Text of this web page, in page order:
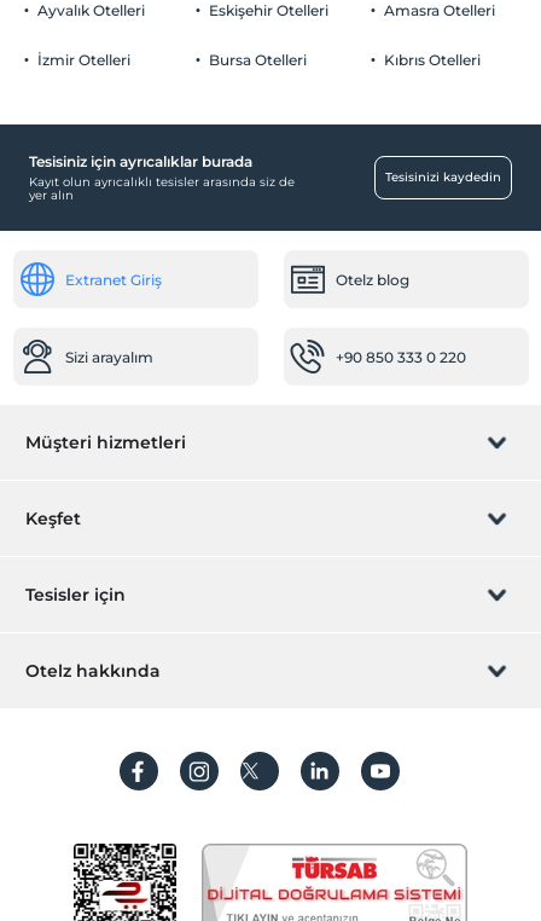
Ayvalık Otelleri
İzmir Otelleri
Eskişehir Otelleri
Bursa Otelleri
Amasra Otelleri
Kıbrıs Otelleri
Tesisiniz için ayrıcalıklar burada
Kayıt olun ayrıcalıklı tesisler arasında siz de
yer alın
Tesisinizi kaydedin
Extranet Giriş Otelz blog
Sizi arayalım +90 850 333 0 220
Müşteri hizmetleri
Rezervasyon yönet
Sıkça sorulan sorular
İşlem rehberi
Keşfet
Hediye Kart
Hesap oluştur
Tesisler için
Hemen tesisinizi ekleyin
Otelz hakkında
Koşullar ve şartlar